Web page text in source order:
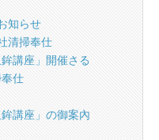
知らせ
清掃奉仕
講座」開催さる
奉仕
講座」の御案內